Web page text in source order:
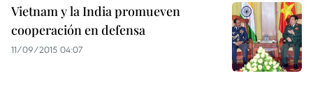
Vietnam y la India promueven
cooperación en defensa
11/09/2015 04:07